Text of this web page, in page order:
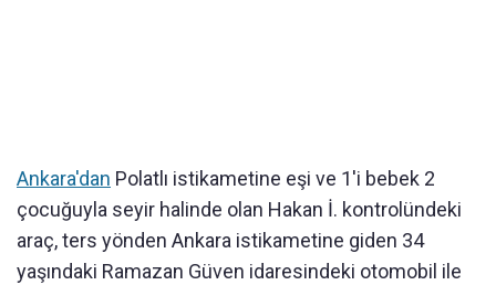
Ankara'dan Polatlı istikametine eşi ve 1'i bebek 2
çocuğuyla seyir halinde olan Hakan İ. kontrolündeki
araç, ters yönden Ankara istikametine giden 34
yaşındaki Ramazan Güven idaresindeki otomobil ile